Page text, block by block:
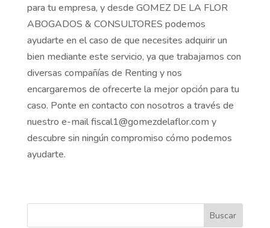
para tu empresa, y desde GOMEZ DE LA FLOR
ABOGADOS & CONSULTORES podemos
ayudarte en el caso de que necesites adquirir un
bien mediante este servicio, ya que trabajamos con
diversas compañías de Renting y nos
encargaremos de ofrecerte la mejor opción para tu
caso. Ponte en contacto con nosotros a través de
nuestro e-mail fiscal1@gomezdelaflor.com y
descubre sin ningún compromiso cómo podemos
ayudarte.
Buscar